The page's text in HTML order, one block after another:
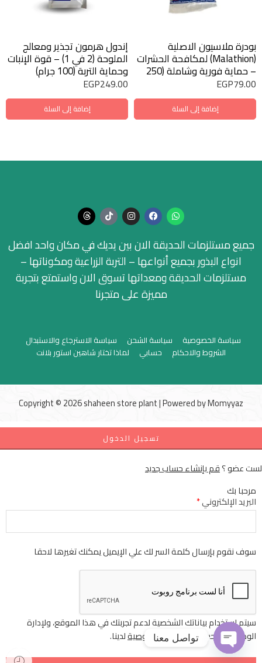
بودرة ملاسيون الاصلية
(Malathion) لمكافحة الحشرات
– حماية فورية وشاملة (250
جرام) EGP79.00
إضافة إلى السلة
إندول هرمون تجذير ومعالج
الملوحة (2 في 1) – قوة الإنبات
وحماية التربة (100 جرام)
EGP249.00
إضافة إلى السلة
جميع مستلزمات الحديقة الان بين يديك في مكان واحد افضل
انواع البذور بجميع أنواعها – التربة الزراعية ومكوناتها –
مستلزمات الحديقة ومعداتها تسوق الان واستمتع بتجربة
مميزة على متجرنا
سياسة الخصوصية سياسة الشحن
سياسة الاسترجاع والاستبدال
الشروط والاحكام
حسابي لماذا تختار شاهين استور بلانت
Copyright © 2026 shaheen store plant | Powered byMomyyaz
تسجيل الدخول
لست عضو ؟قم بإنشاء حساب جديد
مرحبا بك
البريد الإلكتروني*
سوف نقوم بإرسال كلمة السر لك علي الإيميل يمكنك تغيرها لاحقا
سيتم استخدام بياناتك الشخصية لدعم تجربتك في هذا الموقع، ولإدارة
الوصول إلى حسابكسياسة الخصوصيةلدينا. تواصل معنا